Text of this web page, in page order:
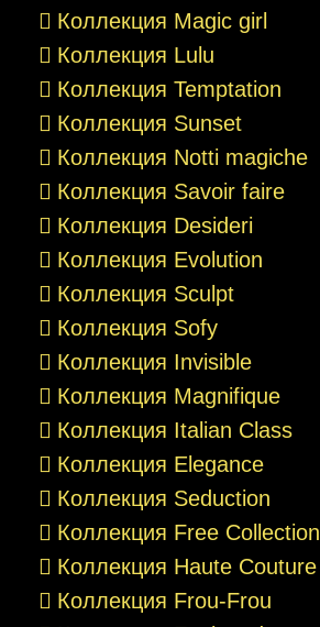
Коллекция Magic girl
Коллекция Lulu
Коллекция Temptation
Коллекция Sunset
Коллекция Notti magiche
Коллекция Savoir faire
Коллекция Desideri
Коллекция Evolution
Коллекция Sculpt
Коллекция Sofy
Коллекция Invisible
Коллекция Magnifique
Коллекция Italian Class
Коллекция Elegance
Коллекция Seduction
Коллекция Free Collection
Коллекция Haute Couture
Коллекция Frou-Frou